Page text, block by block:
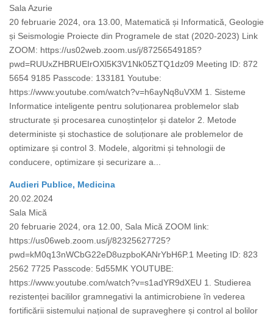
Sala Azurie
20 februarie 2024, ora 13.00, Matematică și Informatică, Geologie
și Seismologie Proiecte din Programele de stat (2020-2023) Link
ZOOM: https://us02web.zoom.us/j/87256549185?
pwd=RUUxZHBRUEIrOXl5K3V1Nk05ZTQ1dz09 Meeting ID: 872
5654 9185 Passcode: 133181 Youtube:
https://www.youtube.com/watch?v=h6ayNq8uVXM 1. Sisteme
Informatice inteligente pentru soluționarea problemelor slab
structurate și procesarea cunoștințelor și datelor 2. Metode
deterministe și stochastice de soluționare ale problemelor de
optimizare și control 3. Modele, algoritmi și tehnologii de
conducere, optimizare și securizare a...
Audieri Publice, Medicina
20.02.2024
Sala Mică
20 februarie 2024, ora 12.00, Sala Mică ZOOM link:
https://us06web.zoom.us/j/82325627725?
pwd=kM0q13nWCbG22eD8uzpboKANrYbH6P.1 Meeting ID: 823
2562 7725 Passcode: 5d55MK YOUTUBE:
https://www.youtube.com/watch?v=s1adYR9dXEU 1. Studierea
rezistenței bacililor gramnegativi la antimicrobiene în vederea
fortificării sistemului național de supraveghere și control al bolilor